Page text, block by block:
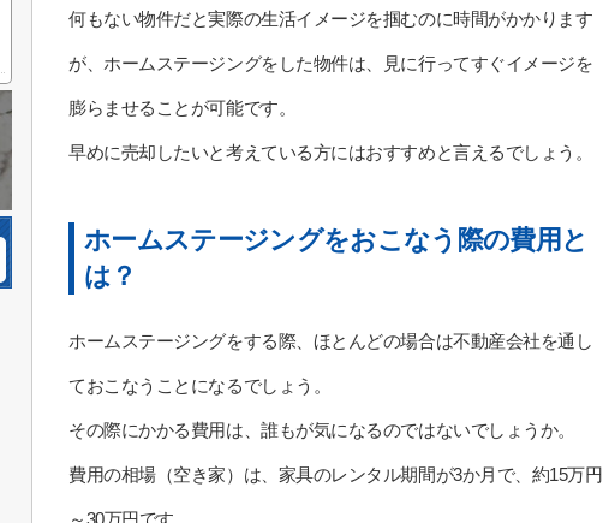
何もない物件だと実際の生活イメージを掴むのに時間がかかります
が、ホームステージングをした物件は、見に行ってすぐイメージを
膨らませることが可能です。
早めに売却したいと考えている方にはおすすめと言えるでしょう。
ホームステージングをおこなう際の費用と
は？
ホームステージングをする際、ほとんどの場合は不動産会社を通し
ておこなうことになるでしょう。
その際にかかる費用は、誰もが気になるのではないでしょうか。
費用の相場（空き家）は、家具のレンタル期間が3か月で、約15万円